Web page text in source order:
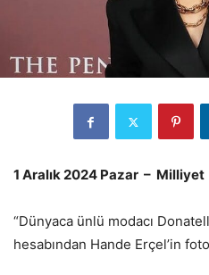
1 Aralık 2024 Pazar –
“Dünyaca ünlü modacı
hesabından Hande Erçel’in